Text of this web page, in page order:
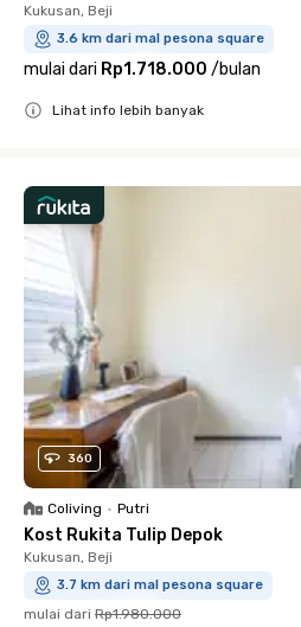
Kukusan, Beji
3.6 km dari mal pesona square
mulai dari Rp1.718.000 /bulan
Lihat info lebih banyak
360
Coliving • Putri
Kost Rukita Tulip Depok
Kukusan, Beji
3.7 km dari mal pesona square
mulai dari Rp1.980.000